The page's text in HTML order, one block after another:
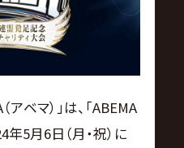
ベマ）」は、「ABEMA
5月6日（月・祝）に